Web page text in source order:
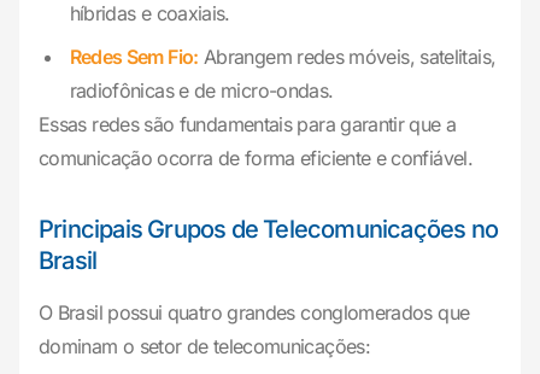
híbridas e coaxiais.
Redes Sem Fio: Abrangem redes móveis, satelitais,
radiofônicas e de micro-ondas.
Essas redes são fundamentais para garantir que a
comunicação ocorra de forma eficiente e confiável.
Principais Grupos de Telecomunicações no
Brasil
O Brasil possui quatro grandes conglomerados que
dominam o setor de telecomunicações: